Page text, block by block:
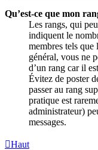
Qu’est-ce que mon
Les rangs, qui
indiquent le
membres tels que
général, vous ne
d’un rang car il
Évitez de poster
passer au rang
pratique est
administrateur)
messages.
Haut